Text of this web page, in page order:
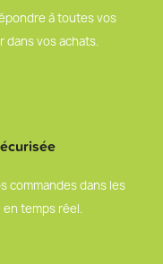
à toutes vos
dans vos achats.
commandes dans les
en temps réel.